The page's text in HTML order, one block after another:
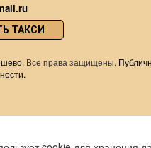
ТАКСИ
. Все права защищены.